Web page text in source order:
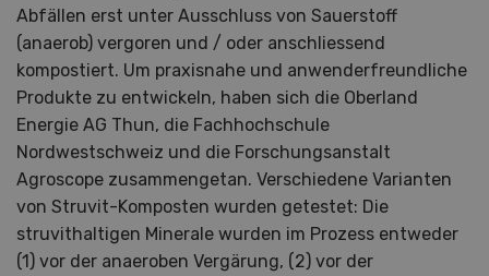
Abfällen erst unter Ausschluss von Sauerstoff
(anaerob) vergoren und / oder anschliessend
kompostiert. Um praxisnahe und anwenderfreundliche
Produkte zu entwickeln, haben sich die Oberland
Energie AG Thun, die Fachhochschule
Nordwestschweiz und die Forschungsanstalt
Agroscope zusammengetan. Verschiedene Varianten
von Struvit-Komposten wurden getestet: Die
struvithaltigen Minerale wurden im Prozess entweder
(1) vor der anaeroben Vergärung, (2) vor der